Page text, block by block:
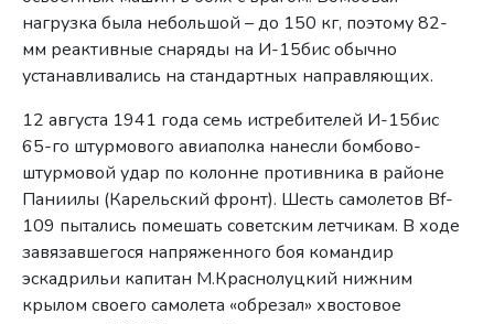
нагрузка была небольшой – до 150 кг, поэтому 82-
мм реактивные снаряды на И-15бис обычно
устанавливались на стандартных направляющих.
12 августа 1941 года семь истребителей И-15бис
65-го штурмового авиаполка нанесли бомбово-
штурмовой удар по колонне противника в районе
Паниилы (Карельский фронт). Шесть самолетов Bf-
109 пытались помешать советским летчикам. В ходе
завязавшегося напряженного боя командир
эскадрильи капитан М.Краснолуцкий нижним
крылом своего самолета «обрезал» хвостовое